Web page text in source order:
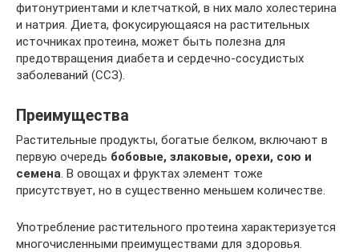
фитонутриентами и клетчаткой, в них мало холестерина
и натрия. Диета, фокусирующаяся на растительных
источниках протеина, может быть полезна для
предотвращения диабета и сердечно-сосудистых
заболеваний (ССЗ).
Преимущества
Растительные продукты, богатые белком, включают в
первую очередь бобовые, злаковые, орехи, сою и
семена. В овощах и фруктах элемент тоже
присутствует, но в существенно меньшем количестве.
Употребление растительного протеина характеризуется
многочисленными преимуществами для здоровья.